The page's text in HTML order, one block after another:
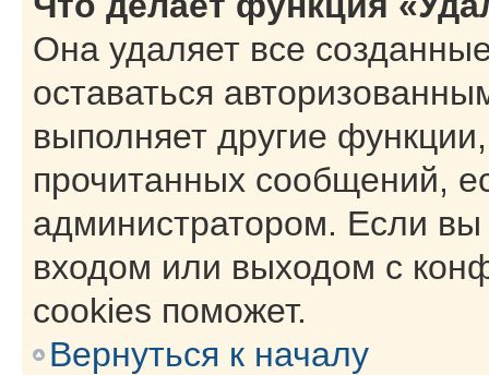
Она удаляет все
оставаться
выполняет другие
прочитанных сообщений,
администратором. Если
входом или выходом с
cookies поможет.
Вернуться к началу